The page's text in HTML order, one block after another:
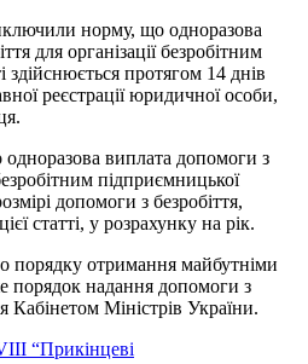
норму, що одноразова
для організації безробітним
здійснюється протягом 14 днів
реєстрації юридичної особи,
виплата допомоги з
підприємницької
допомоги з безробіття,
статті, у розрахунку на рік.
порядку отримання майбутніми
надання допомоги з
Кабінетом Міністрів України.
“Прикінцеві